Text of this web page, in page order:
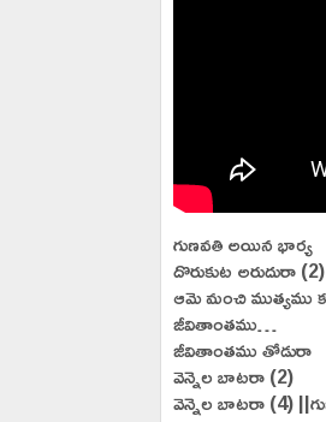
గుణవతి అయిన భార్య
దొరుకుట అరుదురా (2)
ఆమె మంచి ముత్యము
జీవితాంతము…
జీవితాంతము తోడురా
వెన్నెల బాటరా (2)
వెన్నెల బాటరా (4)